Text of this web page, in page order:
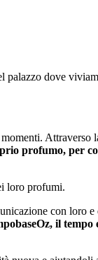
palazzo dove
Attraverso
profumo, per
loro profumi.
con loro
il tempo